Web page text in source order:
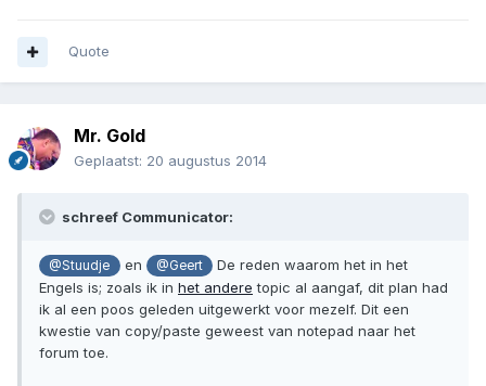
Quote
Mr. Gold
Geplaatst: 20 augustus 2014
schreef Communicator:
@Stuudje en @Geert
De reden waarom het in het
Engels is; zoals ik in het andere topic al aangaf, dit plan had
ik al een poos geleden uitgewerkt voor mezelf. Dit een
kwestie van copy/paste geweest van notepad naar het
forum toe.